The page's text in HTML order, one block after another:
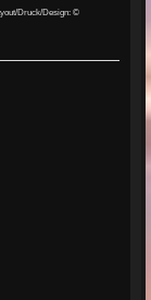
Druck/Design: ©